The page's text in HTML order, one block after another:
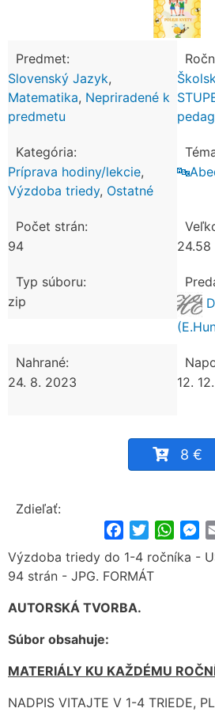
Predmet:
Slovenský Jazyk,
Matematika, Nepriradené k
predmetu
Kategória:
Príprava hodiny/lekcie,
Výzdoba triedy, Ostatné
Počet strán:
94
24.58
Typ súboru:
zip
Nahrané:
24. 8. 2023
12.
8 €
Zdieľať:
FacebookTwitter
Výzdoba triedy do 1-4 ročníka -
94 strán - JPG. FORMÁT
AUTORSKÁ TVORBA.
Súbor obsahuje:
MATERIÁLY KU KAŽDÉMU
NADPIS VITAJTE V 1-4 TRIEDE,